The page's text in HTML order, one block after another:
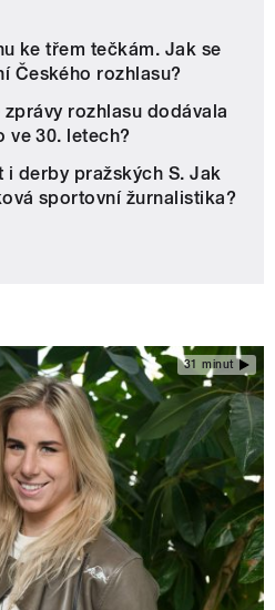
ke třem tečkám. Jak se
Českého rozhlasu?
rozhlasu dodávala
ve 30. letech?
i derby pražských S. Jak
sportovní žurnalistika?
31 minut